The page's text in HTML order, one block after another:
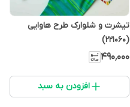
تیشرت و شلوارک طرح هاوایی
(221060)
۴۹۰٬۰۰۰
افزودن به سبد